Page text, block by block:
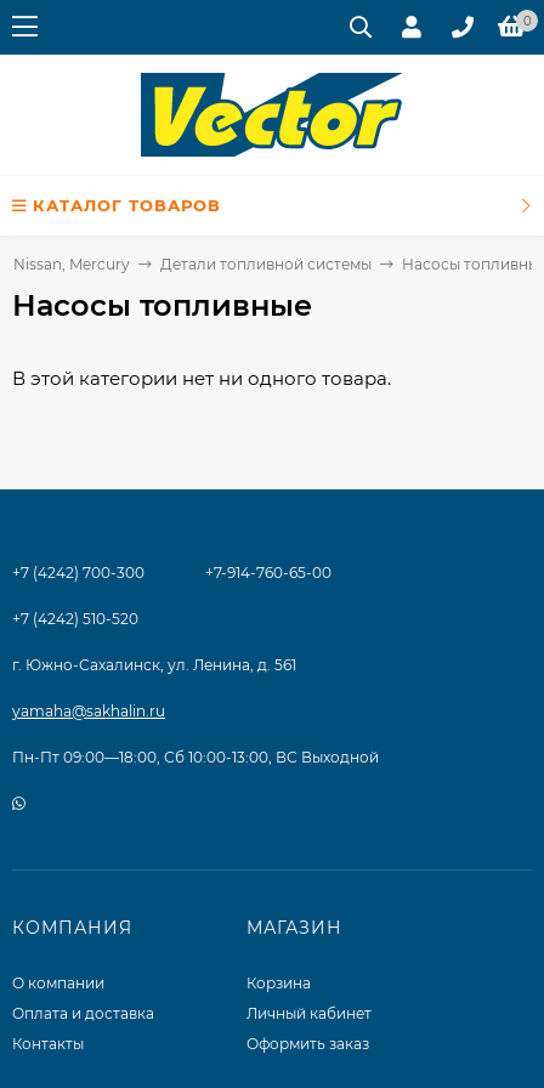
0
КАТАЛОГ ТОВАРОВ
Nissan, Mercury Детали топливной системы Насосы
Насосы топливные
В этой категории нет ни одного товара.
+7 (4242) 700-300 +7-914-760-65-00
+7 (4242) 510-520
г. Южно-Сахалинск, ул. Ленина, д. 561
yamaha@sakhalin.ru
Пн-Пт 09:00—18:00, Сб 10:00-13:00, ВС Выходной
КОМПАНИЯ
О компании
Оплата и доставка
Контакты
МАГАЗИН
Корзина
Личный кабинет
Оформить заказ